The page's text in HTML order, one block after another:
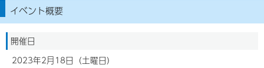
イベント概要
開催日
2023年2月18日（土曜日）